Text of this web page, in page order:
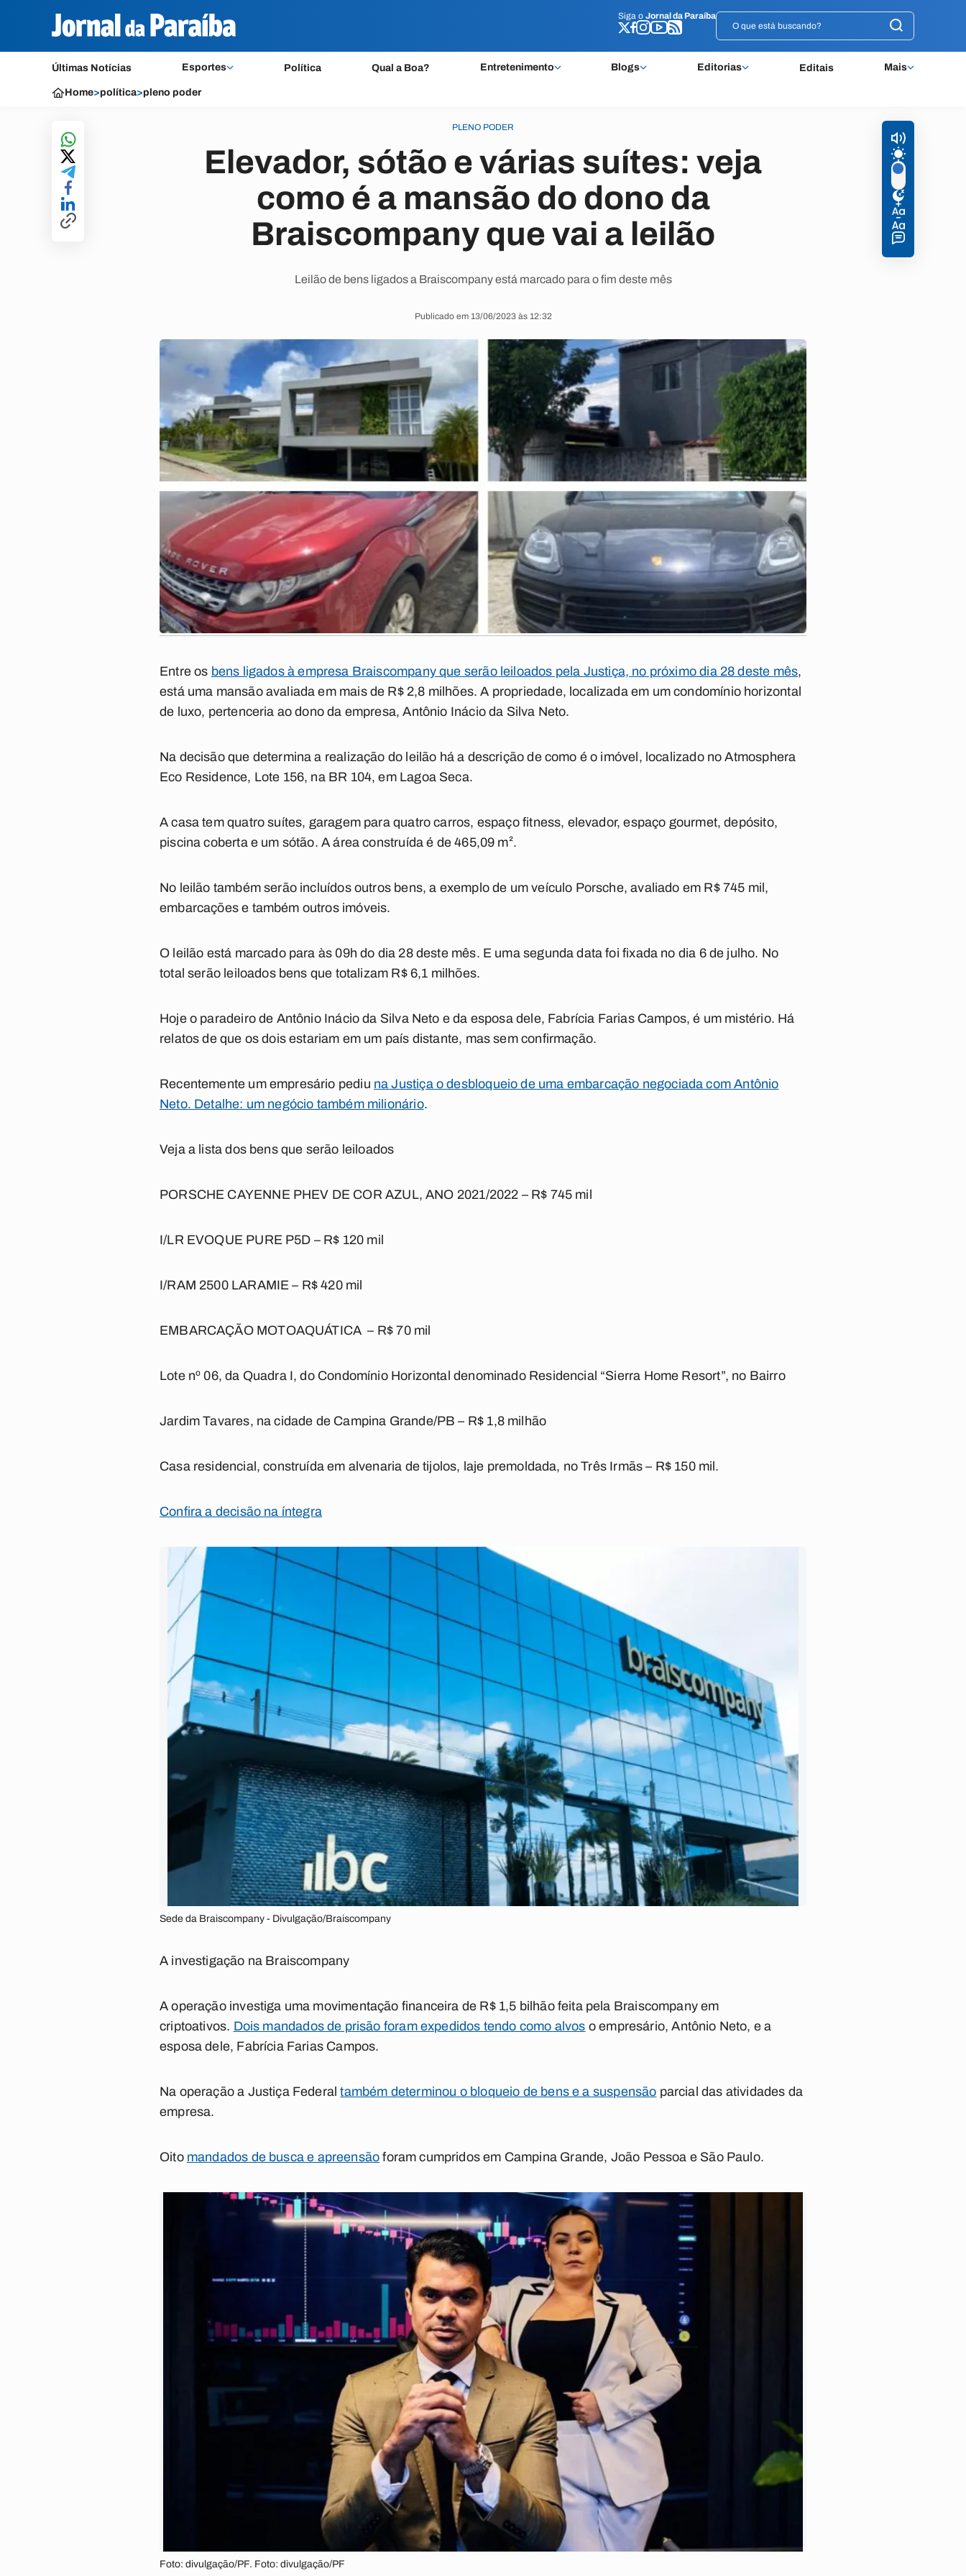
Siga o Jornal da Paraíba
Últimas Notícias Esportes Política Qual a Boa? Entretenimento Blogs Editorias Editais Mais
Siga o Jornal da Paraíba
Home>política>pleno poder
PLENO PODER
Elevador, sótão e várias suítes: veja
como é a mansão do dono da
Braiscompany que vai a leilão
Leilão de bens ligados a Braiscompany está marcado para o fim deste mês
Publicado em 13/06/2023 às 12:32
Entre os bens ligados à empresa Braiscompany que serão leiloados pela Justiça, no próximo dia 28 deste mês,
está uma mansão avaliada em mais de R$ 2,8 milhões. A propriedade, localizada em um condomínio horizontal
de luxo, pertenceria ao dono da empresa, Antônio Inácio da Silva Neto.
Na decisão que determina a realização do leilão há a descrição de como é o imóvel, localizado no Atmosphera
Eco Residence, Lote 156, na BR 104, em Lagoa Seca.
A casa tem quatro suítes, garagem para quatro carros, espaço fitness, elevador, espaço gourmet, depósito,
piscina coberta e um sótão. A área construída é de 465,09 m².
No leilão também serão incluídos outros bens, a exemplo de um veículo Porsche, avaliado em R$ 745 mil,
embarcações e também outros imóveis.
O leilão está marcado para às 09h do dia 28 deste mês. E uma segunda data foi fixada no dia 6 de julho. No
total serão leiloados bens que totalizam R$ 6,1 milhões.
Hoje o paradeiro de Antônio Inácio da Silva Neto e da esposa dele, Fabrícia Farias Campos, é um mistério. Há
relatos de que os dois estariam em um país distante, mas sem confirmação.
Recentemente um empresário pediu na Justiça o desbloqueio de uma embarcação negociada com Antônio
Neto. Detalhe: um negócio também milionário.
Veja a lista dos bens que serão leiloados
PORSCHE CAYENNE PHEV DE COR AZUL, ANO 2021/2022 – R$ 745 mil
I/LR EVOQUE PURE P5D – R$ 120 mil
I/RAM 2500 LARAMIE – R$ 420 mil
EMBARCAÇÃO MOTOAQUÁTICA – R$ 70 mil
Lote nº 06, da Quadra I, do Condomínio Horizontal denominado Residencial “Sierra Home Resort”, no Bairro
Jardim Tavares, na cidade de Campina Grande/PB – R$ 1,8 milhão
Casa residencial, construída em alvenaria de tijolos, laje premoldada, no Três Irmãs – R$ 150 mil.
Confira a decisão na íntegra
Sede da Braiscompany - Divulgação/Braiscompany
A investigação na Braiscompany
A operação investiga uma movimentação financeira de R$ 1,5 bilhão feita pela Braiscompany em
criptoativos. Dois mandados de prisão foram expedidos tendo como alvos o empresário, Antônio Neto, e a
esposa dele, Fabrícia Farias Campos.
Na operação a Justiça Federaltambém determinou o bloqueio de bens e a suspensão parcial das atividades da
empresa.
Oito mandados de busca e apreensão foram cumpridos em Campina Grande, João Pessoa e São Paulo.
Foto: divulgação/PF. Foto: divulgação/PF